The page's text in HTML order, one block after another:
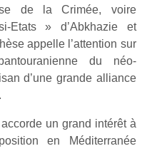
de la Crimée, voire
Etats » d’Abkhazie et
appelle l’attention sur
du néo-
d’une grande alliance
un grand intérêt à
en Méditerranée